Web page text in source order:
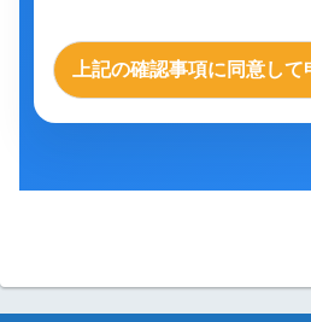
上記の確認事項に同意して